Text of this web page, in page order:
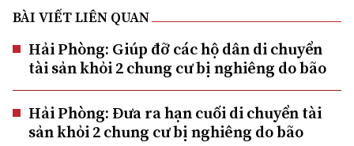
BÀI VIẾT LIÊN QUAN
Hải Phòng: Giúp đỡ các hộ dân di chuyển
tài sản khỏi 2 chung cư bị nghiêng do bão
Hải Phòng: Đưa ra hạn cuối di chuyển tài
sản khỏi 2 chung cư bị nghiêng do bão